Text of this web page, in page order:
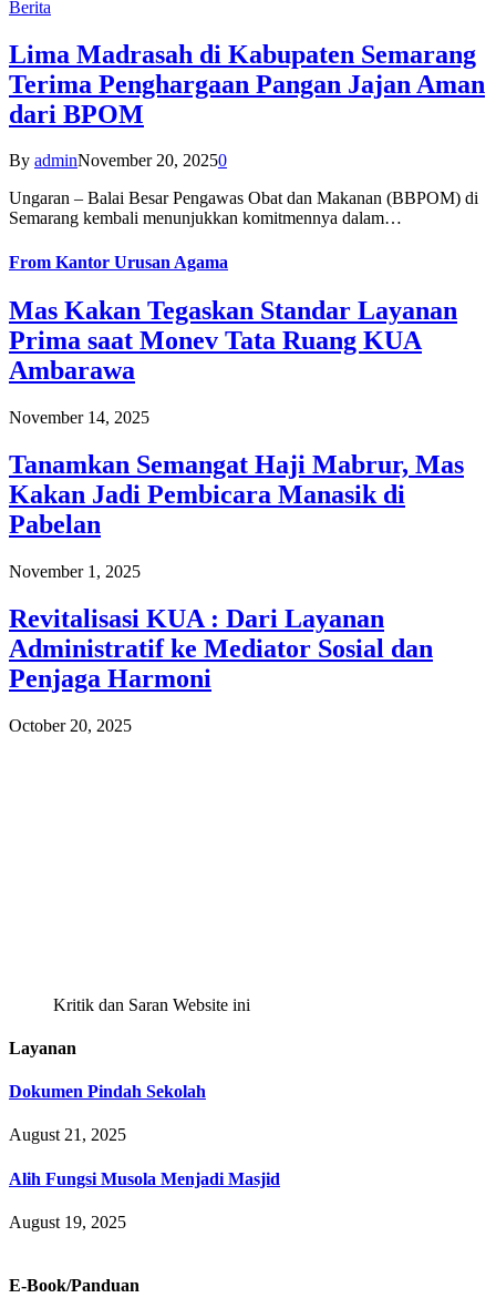
Berita
Lima Madrasah di Kabupaten Semarang
Terima Penghargaan Pangan Jajan Aman
dari BPOM
By adminNovember 20, 20250
Ungaran – Balai Besar Pengawas Obat dan Makanan (BBPOM) di
Semarang kembali menunjukkan komitmennya dalam…
From Kantor Urusan Agama
Mas Kakan Tegaskan Standar Layanan
Prima saat Monev Tata Ruang KUA
Ambarawa
November 14, 2025
Tanamkan Semangat Haji Mabrur, Mas
Kakan Jadi Pembicara Manasik di
Pabelan
November 1, 2025
Revitalisasi KUA : Dari Layanan
Administratif ke Mediator Sosial dan
Penjaga Harmoni
October 20, 2025
Kritik dan Saran Website ini
Layanan
Dokumen Pindah Sekolah
August 21, 2025
Alih Fungsi Musola Menjadi Masjid
August 19, 2025
E-Book/Panduan